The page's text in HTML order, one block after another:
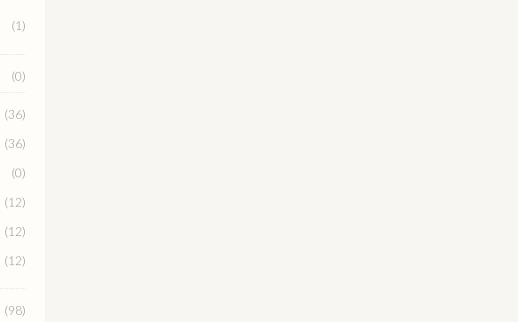
(1)
(0)
(36)
(36)
(0)
(12)
(12)
(12)
(98)